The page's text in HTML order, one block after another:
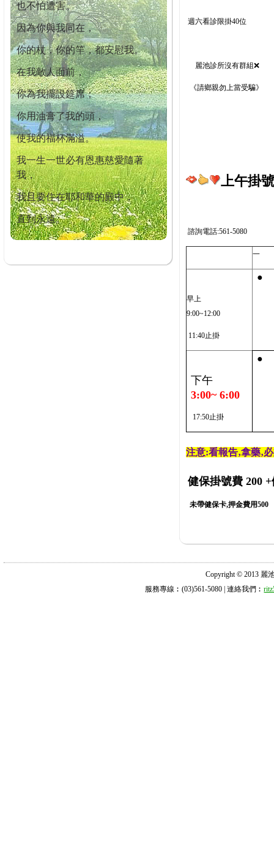
也不怕遭害。
因為你與我同在，
你的杖，你的竿，都安慰我。
在我敵人面前，
你為我擺設筵席；
你用油膏了我的頭，
使我的福杯滿溢。
我一生一世必有恩惠慈愛隨著
我，
我且要住在耶和華的殿中，
直到永遠。
週六看診限掛40位
麗池診所沒有群組❌
《請鄉親勿上當受騙》
上午掛
諮詢電話:561-5080
一
早上
9:00~12:00
11:40止掛
●
下午
3:00~ 6:00
17:50止掛
●
注意:看報告‚拿藥‚
健保掛號費 200 +
未帶健保卡,押金費用500
Copyright © 2013 麗
服務專線︰(03)561-5080 | 連絡我們︰